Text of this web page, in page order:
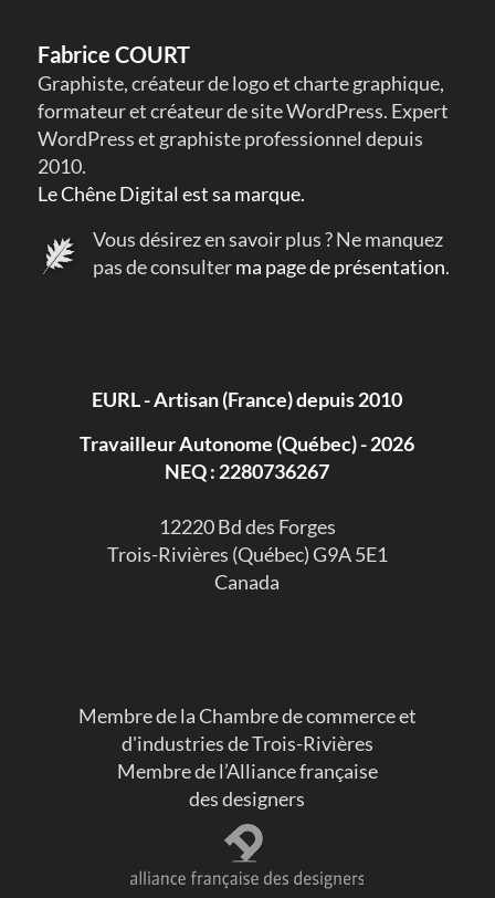
Fabrice COURT
Graphiste, créateur de logo et charte graphique,
formateur et créateur de site WordPress. Expert
WordPress et graphiste professionnel depuis
2010.
Le Chêne Digital est sa marque.
Vous désirez en savoir plus ? Ne manquez
pas de consulterma page de présentation.
EURL - Artisan (France) depuis 2010
Travailleur Autonome (Québec) - 2026
NEQ : 2280736267
​12220 Bd des Forges
Trois-Rivières (Québec) G9A 5E1
Canada
Membre de la Chambre de commerce et
d'industries de Trois-Rivières
Membre de l’Alliance française
des designers